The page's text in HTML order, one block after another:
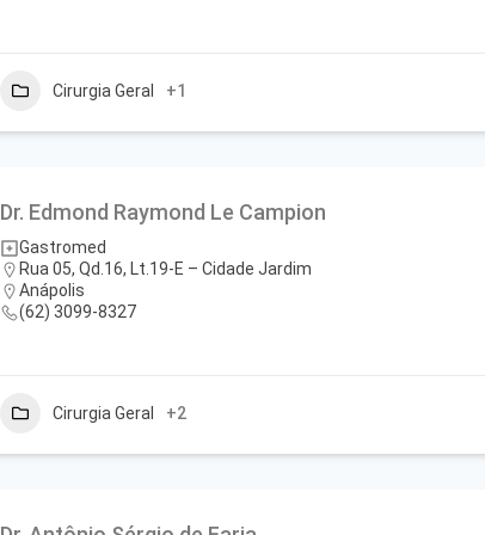
Cirurgia Geral +1
Dr. Edmond Raymond Le Campion
Gastromed
Rua 05, Qd.16, Lt.19-E – Cidade Jardim
Anápolis
(62) 3099-8327
Cirurgia Geral +2